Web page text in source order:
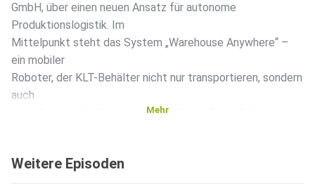
GmbH, über einen neuen Ansatz für autonome
Produktionslogistik. Im
Mittelpunkt steht das System „Warehouse Anywhere“ –
ein mobiler
Roboter, der KLT-Behälter nicht nur transportieren, sondern
auch
stapeln, zwischenlagern und gezielt aus Stapeln heraus
klassische
Mehr
Weitere Episoden